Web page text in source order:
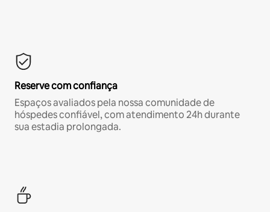
Reserve com confiança
Espaços avaliados pela nossa comunidade de
hóspedes confiável, com atendimento 24h durante
sua estadia prolongada.